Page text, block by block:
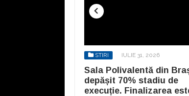
STIRI IULIE 31, 2026
Sala Polivalentă din
depășit 70% stadiu de
execuție. Finalizarea